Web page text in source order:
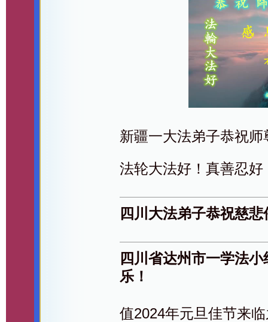
新疆一大法弟子恭祝师
法轮大法好！真善忍好
四川大法弟子恭祝慈
四川省达州市一学法
乐！
值2024年元旦佳节来